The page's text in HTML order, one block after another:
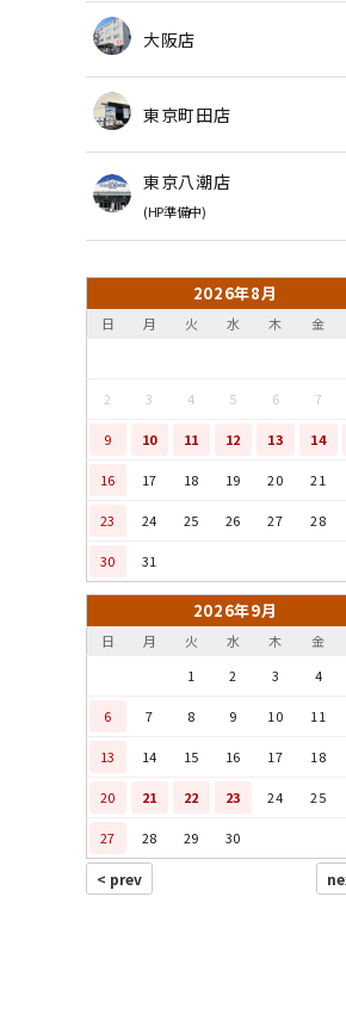
大阪店
東京町田店
東京八潮店
(HP準備中)
2026年8月
日 月 火 水 木 金
2 3 4 5 6 7
9 10 11 12 13 14
16 17 18 19 20 21
23 24 25 26 27 28
30 31
2026年9月
日 月 火 水 木 金
1
2 3 4
6 7 8 9 10 11
13 14 15 16 17 18
20 21 22 23 24 25
27 28 29 30